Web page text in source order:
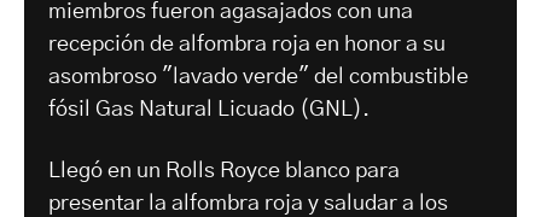
miembros fueron agasajados con una
recepción de alfombra roja en honor a su
asombroso "lavado verde" del combustible
fósil Gas Natural Licuado (GNL).
Llegó en un Rolls Royce blanco para
presentar la alfombra roja y saludar a los